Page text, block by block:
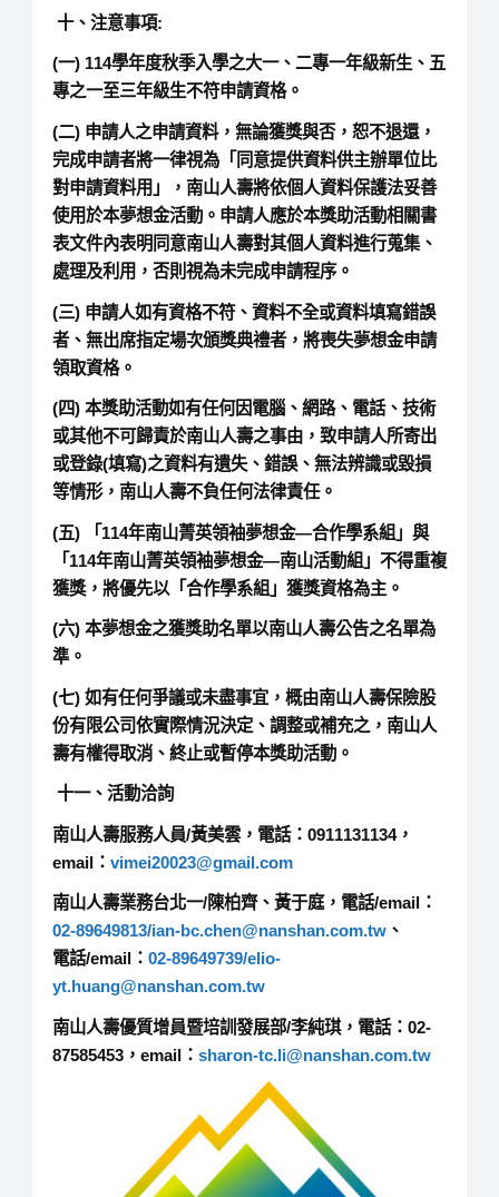
十、注意事項:
(一) 114學年度秋季入學之大一、二專一年級新生、五
專之一至三年級生不符申請資格。
(二) 申請人之申請資料，無論獲獎與否，恕不退還，
完成申請者將一律視為「同意提供資料供主辦單位比
對申請資料用」，南山人壽將依個人資料保護法妥善
使用於本夢想金活動。申請人應於本獎助活動相關書
表文件內表明同意南山人壽對其個人資料進行蒐集、
處理及利用，否則視為未完成申請程序。
(三) 申請人如有資格不符、資料不全或資料填寫錯誤
者、無出席指定場次頒獎典禮者，將喪失夢想金申請
領取資格。
(四) 本獎助活動如有任何因電腦、網路、電話、技術
或其他不可歸責於南山人壽之事由，致申請人所寄出
或登錄(填寫)之資料有遺失、錯誤、無法辨識或毀損
等情形，南山人壽不負任何法律責任。
(五) 「114年南山菁英領袖夢想金—合作學系組」與
「114年南山菁英領袖夢想金—南山活動組」不得重複
獲獎，將優先以「合作學系組」獲獎資格為主。
(六) 本夢想金之獲獎助名單以南山人壽公告之名單為
準。
(七) 如有任何爭議或未盡事宜，概由南山人壽保險股
份有限公司依實際情況決定、調整或補充之，南山人
壽有權得取消、終止或暫停本獎助活動。
十一、活動洽詢
南山人壽服務人員/黃美雲，電話：0911131134，
email： vimei20023@gmail.com
南山人壽業務台北一/陳柏齊、黃于庭，電話/email：
02-89649813/ian-bc.chen@nanshan.com.tw、
電話/email： 02-89649739/elio-
yt.huang@nanshan.com.tw
南山人壽優質增員暨培訓發展部/李純琪，電話：02-
87585453，email： sharon-tc.li@nanshan.com.tw